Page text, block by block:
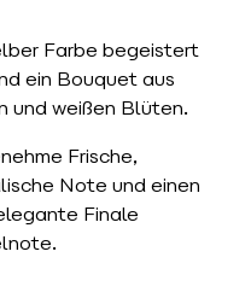
Farbe begeistert
ein Bouquet aus
und weißen Blüten.
Frische,
Note und einen
Finale